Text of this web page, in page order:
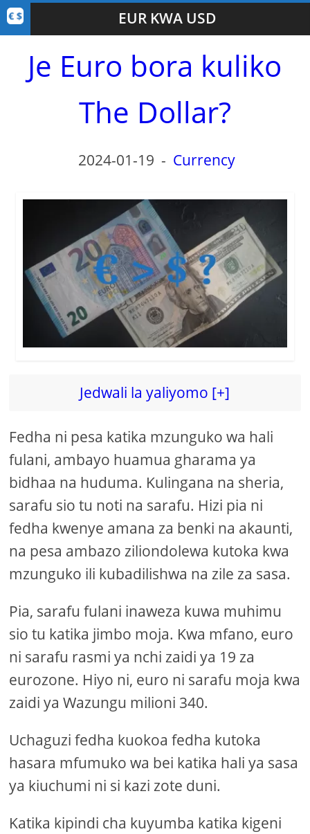
EUR KWA USD
Je Euro bora kuliko
The Dollar?
2024-01-19 - Currency
Jedwali la yaliyomo [+]
Fedha ni pesa katika mzunguko wa hali
fulani, ambayo huamua gharama ya
bidhaa na huduma. Kulingana na sheria,
sarafu sio tu noti na sarafu. Hizi pia ni
fedha kwenye amana za benki na akaunti,
na pesa ambazo ziliondolewa kutoka kwa
mzunguko ili kubadilishwa na zile za sasa.
Pia, sarafu fulani inaweza kuwa muhimu
sio tu katika jimbo moja. Kwa mfano, euro
ni sarafu rasmi ya nchi zaidi ya 19 za
eurozone. Hiyo ni, euro ni sarafu moja kwa
zaidi ya Wazungu milioni 340.
Uchaguzi fedha kuokoa fedha kutoka
hasara mfumuko wa bei katika hali ya sasa
ya kiuchumi ni si kazi zote duni.
Katika kipindi cha kuyumba katika kigeni